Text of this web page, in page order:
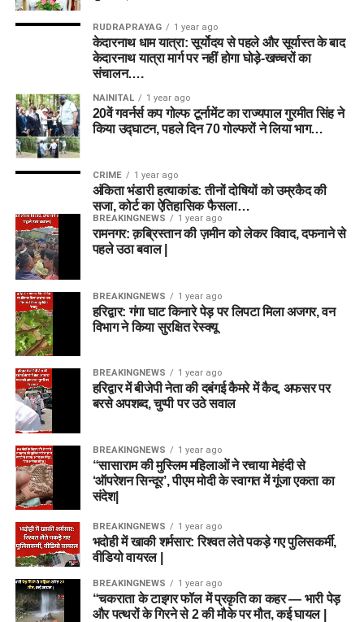
RUDRAPRAYAG 1 year ago
केदारनाथ धाम यात्रा: सूर्योदय से पहले और सूर्यास्त के बाद
केदारनाथ यात्रा मार्ग पर नहीं होगा घोड़े-खच्चरों का
संचालन….
NAINITAL 1 year ago
20वें गवर्नर्स कप गोल्फ टूर्नामेंट का राज्यपाल गुरमीत सिंह ने
किया उद्घाटन, पहले दिन 70 गोल्फरों ने लिया भाग…
CRIME 1 year ago
अंकिता भंडारी हत्याकांड: तीनों दोषियों को उम्रकैद की
सजा, कोर्ट का ऐतिहासिक फैसला…
BREAKINGNEWS 1 year ago
रामनगर: क़ब्रिस्तान की ज़मीन को लेकर विवाद, दफनाने से
पहले उठा बवाल |
BREAKINGNEWS 1 year ago
हरिद्वार: गंगा घाट किनारे पेड़ पर लिपटा मिला अजगर, वन
विभाग ने किया सुरक्षित रेस्क्यू
BREAKINGNEWS 1 year ago
हरिद्वार में बीजेपी नेता की दबंगई कैमरे में कैद, अफसर पर
बरसे अपशब्द, चुप्पी पर उठे सवाल
BREAKINGNEWS 1 year ago
“सासाराम की मुस्लिम महिलाओं ने रचाया मेहंदी से
‘ऑपरेशन सिन्दूर’, पीएम मोदी के स्वागत में गूंजा एकता का
संदेश|
BREAKINGNEWS 1 year ago
भदोही में खाकी शर्मसार: रिश्वत लेते पकड़े गए पुलिसकर्मी,
वीडियो वायरल |
BREAKINGNEWS 1 year ago
“चकराता के टाइगर फॉल में प्रकृति का कहर — भारी पेड़
और पत्थरों के गिरने से 2 की मौके पर मौत, कई घायल |